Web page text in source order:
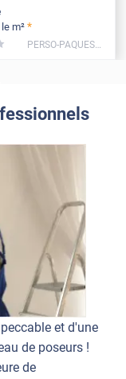
le m² *
et d'une
de poseurs !
de